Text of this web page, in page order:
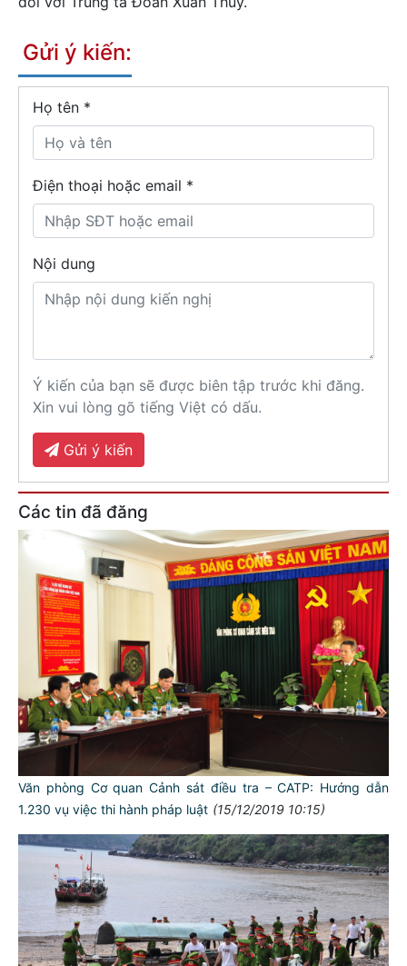
Gửi ý kiến:
Họ tên *
Điện thoại hoặc email *
Nội dung
Ý kiến của bạn sẽ được biên tập trước khi đăng.
Xin vui lòng gõ tiếng Việt có dấu.
Gửi ý kiến
Các tin đã đăng
Văn phòng Cơ quan Cảnh sát điều tra – CATP: Hướng dẫn
1.230 vụ việc thi hành pháp luật (15/12/2019 10:15)